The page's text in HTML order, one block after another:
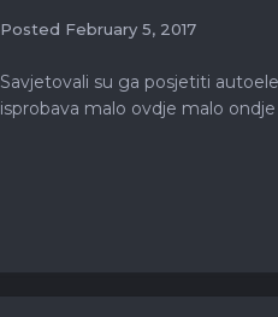
Posted February 5, 2017
Savjetovali su ga posjetiti
isprobava malo ovdje malo ondje